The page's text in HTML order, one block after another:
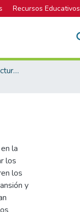
Recursos Educativos
Licenciatura en Arquitectura y Urbanismo
la
los
los
y